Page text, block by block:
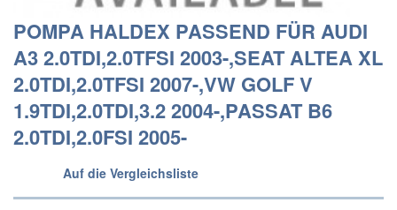
POMPA HALDEX PASSEND FÜR AUDI
A3 2.0TDI,2.0TFSI 2003-,SEAT ALTEA XL
2.0TDI,2.0TFSI 2007-,VW GOLF V
1.9TDI,2.0TDI,3.2 2004-,PASSAT B6
2.0TDI,2.0FSI 2005-
Auf die Vergleichsliste